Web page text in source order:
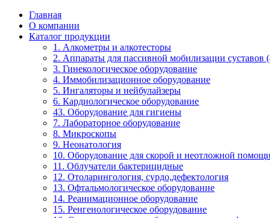
Главная
О компании
Каталог продукции
1. Алкометры и алкотесторы
2. Аппараты для пассивной мобилизации суставов
3. Гинекологическое оборудование
4. Иммобилизационное оборудование
5. Ингаляторы и нейбулайзеры
6. Кардиологическое оборудование
43. Оборудование для гигиены
7. Лабораторное оборудование
8. Микроскопы
9. Неонатология
10. Оборудование для скорой и неотложной помощи
11. Облучатели бактерицидные
12. Отоларингология, сурдо,дефектология
13. Офтальмологическое оборудование
14. Реанимационное оборудование
15. Ренгенологическое оборудование